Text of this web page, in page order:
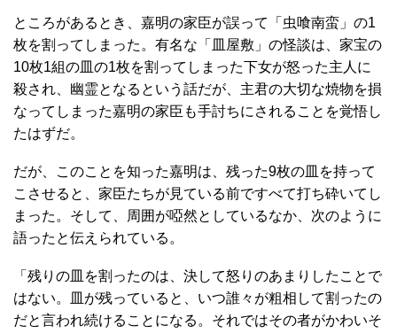
ところがあるとき、嘉明の家臣が誤って「虫喰南蛮」の1
枚を割ってしまった。有名な「皿屋敷」の怪談は、家宝の
10枚1組の皿の1枚を割ってしまった下女が怒った主人に
殺され、幽霊となるという話だが、主君の大切な焼物を損
なってしまった嘉明の家臣も手討ちにされることを覚悟し
たはずだ。
だが、このことを知った嘉明は、残った9枚の皿を持って
こさせると、家臣たちが見ている前ですべて打ち砕いてし
まった。そして、周囲が啞然としているなか、次のように
語ったと伝えられている。
「残りの皿を割ったのは、決して怒りのあまりしたことで
はない。皿が残っていると、いつ誰々が粗相して割ったの
だと言われ続けることになる。それではその者がかわいそ